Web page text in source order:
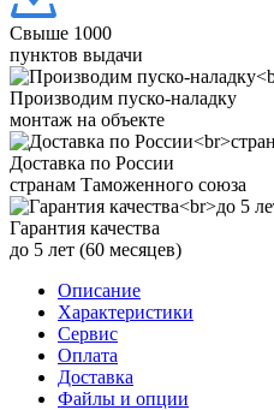
Свыше 1000
пунктов выдачи
Производим пуско-наладку
монтаж на объекте
Доставка по России
странам Таможенного союза
Гарантия качества
до 5 лет (60 месяцев)
Описание
Характеристики
Сервис
Оплата
Доставка
Файлы и опции